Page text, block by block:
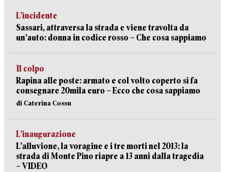
L’incidente
Sassari, attraversa la strada e viene travolta da
un’auto: donna in codice rosso – Che cosa sappiamo
Il colpo
Rapina alle poste: armato e col volto coperto si fa
consegnare 20mila euro – Ecco che cosa sappiamo
di Caterina Cossu
L’inaugurazione
L’alluvione, la voragine e i tre morti nel 2013: la
strada di Monte Pino riapre a 13 anni dalla tragedia
– VIDEO